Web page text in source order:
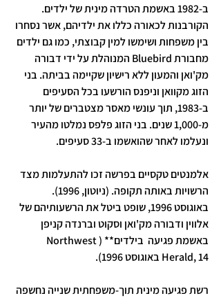
ב-1982 באשמת הטרדה מינית של ילדים.
הקורבנות לכאורה כללו את ילדיהם, אשר נסחרו
בין משפחות ושימשו למין קבוצתי, כמו גם ילדים
מחבורת Bluebird המנוהלת על ידי דבורה
מק'ואן והמעון ללא רישיון שקיימה בביתה. בני
הזוג מקוואן וניפנס הורשעו בכל הסעיפים
ב-1983, תוך עונשי מאסר מצטברים של יותר
מ-1,000 שנים. בני הזוג פלפס נמלטו מהעיר
ונעלמו לאחר שהואשמו ב-33 סעיפים.
אלמנטים טקסיים בפרשה זכו להתעלמות מצד
הרשויות באותה תקופה. (ניוטון, 1996).
באוגוסט 1996, שופט ביטל את הרשעותיהם של
אלווין ודבורה מק'ואן וסקוט וברנדה קניפן
באשמת פגיעה  בילדים** (Northwest
Herald, 14 באוגוסט 1996).
רשת פגיעה מינית תוך-משפחתית שנייה נחשפה